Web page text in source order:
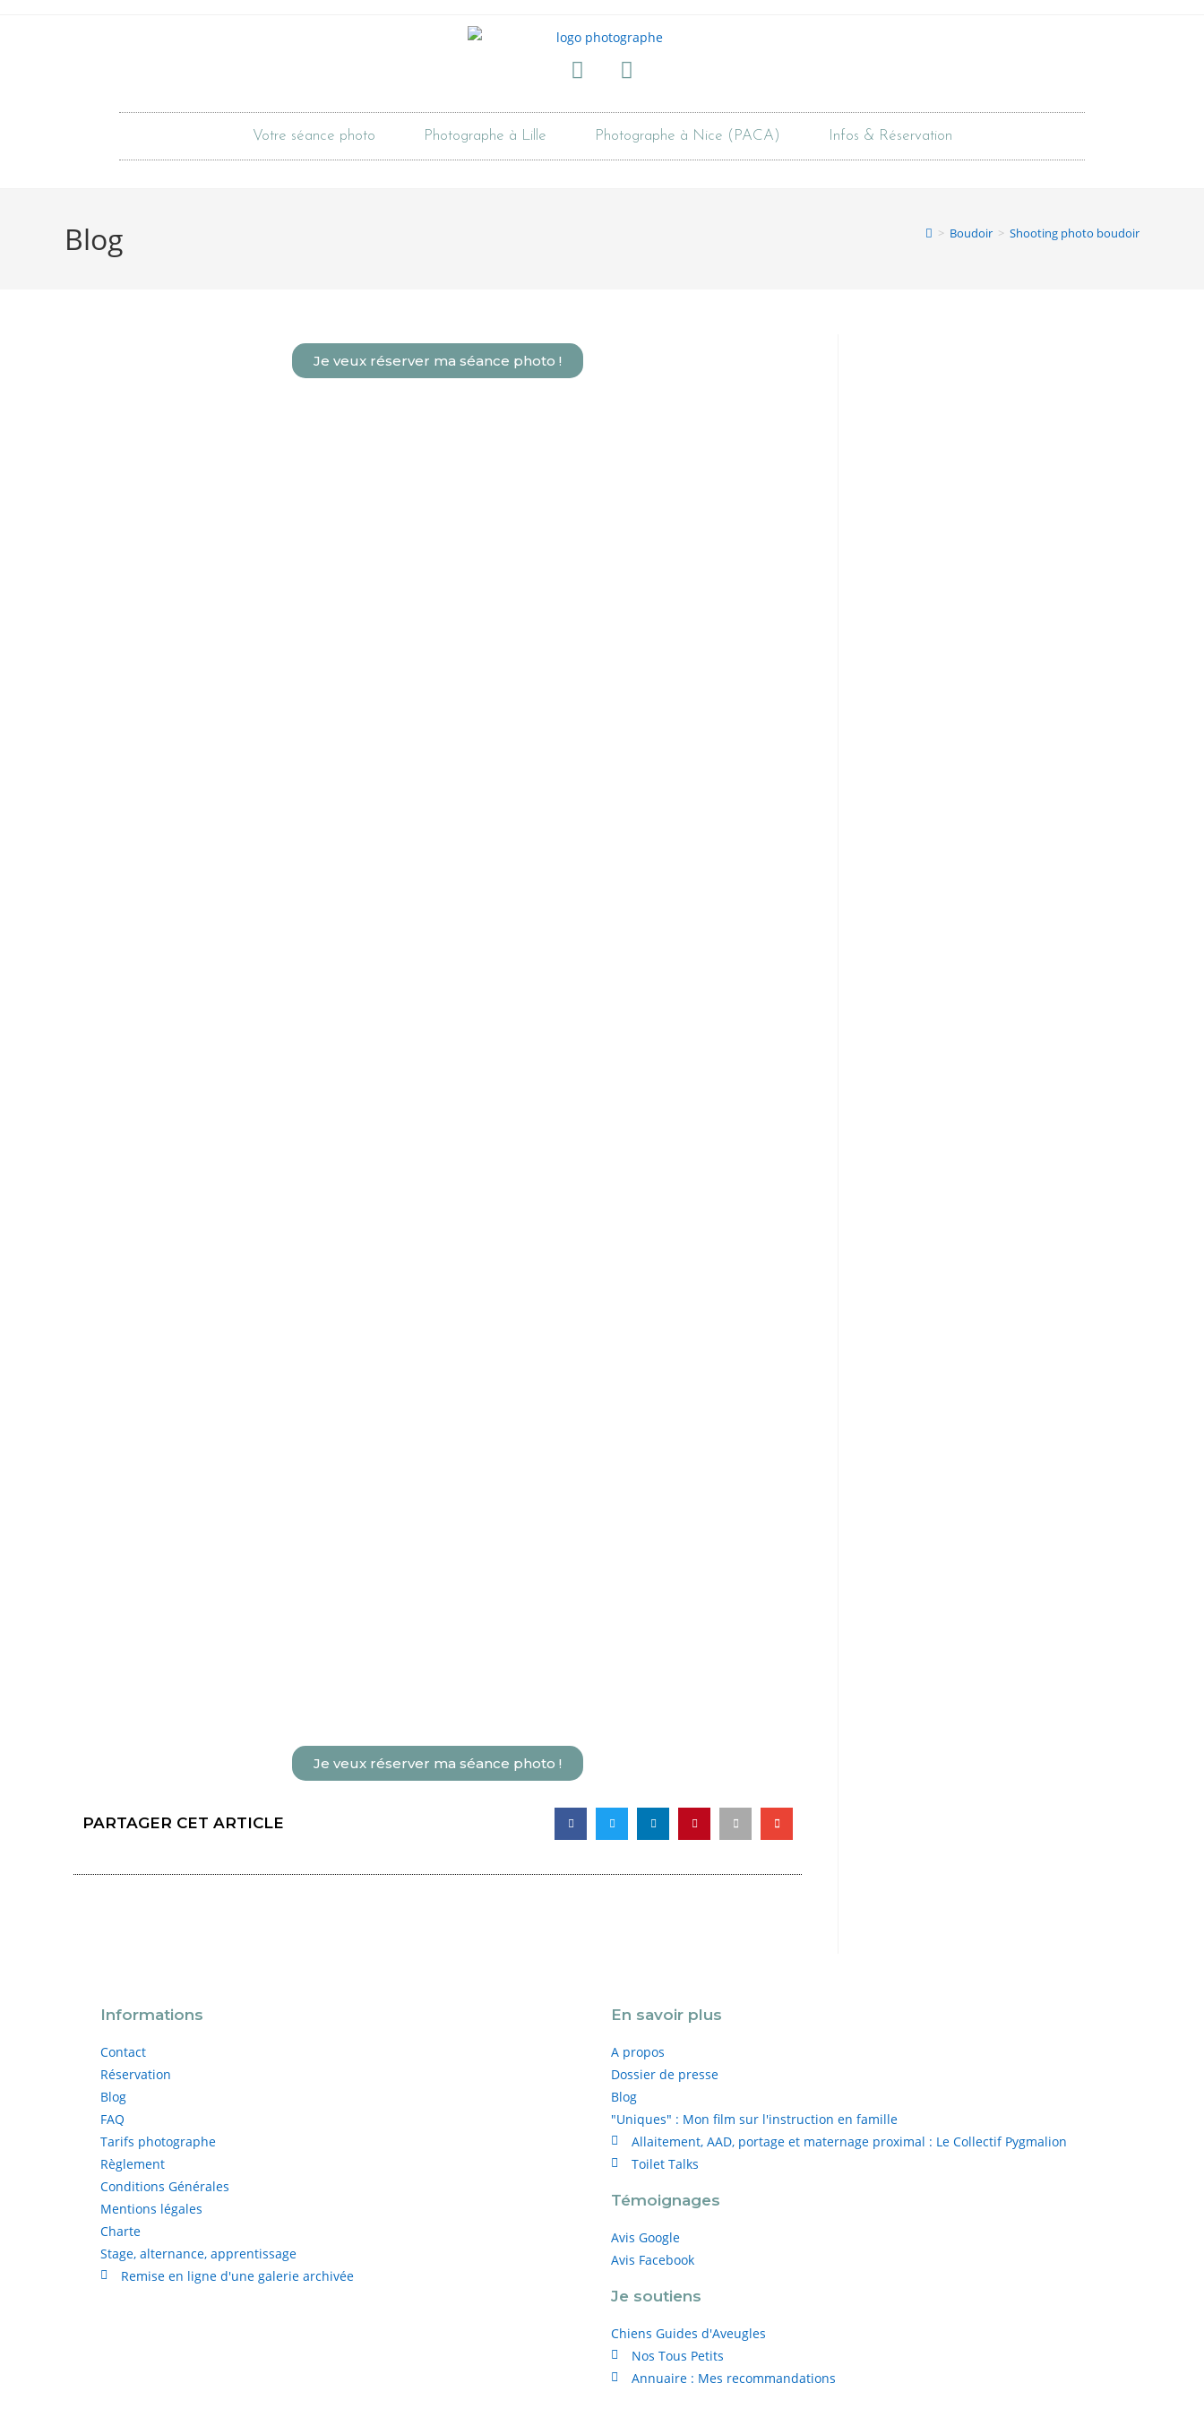
Votre séance photo Photographe à Lille Photographe à Nice (PACA) Infos & Réservation
Blog > Boudoir > Shooting photo boudoir
Je veux réserver ma séance photo !
Je veux réserver ma séance photo !
PARTAGER CET ARTICLE
Informations
Contact
Réservation
Blog
FAQ
Tarifs photographe
Règlement
Conditions Générales
Mentions légales
Charte
Stage, alternance, apprentissage
Remise en ligne d'une galerie archivée
En savoir plus
A propos
Dossier de presse
Blog
"Uniques" : Mon film sur l'instruction en famille
Allaitement, AAD, portage et maternage proximal : Le Collectif Pygmalion
Toilet Talks
Témoignages
Avis Google
Avis Facebook
Je soutiens
Chiens Guides d'Aveugles
Nos Tous Petits
Annuaire : Mes recommandations